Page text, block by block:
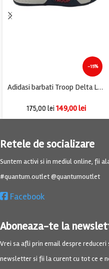
-15%
Adidasi barbati Troop Delta Low, imitatie de piele, alb bleumarin
175,00lei 149,00lei
Retele de socializare
Suntem activi si in mediul online, fii
#quantum.outlet @quantumoutlet
Facebook
Aboneaza-te la
Vrei sa afli prin email despre
newsletter si fii la curent cu tot ce e